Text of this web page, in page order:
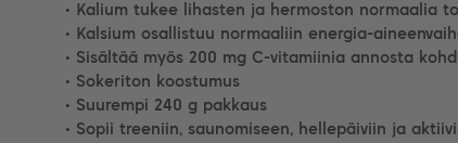
• Kalium tukee lihasten ja hermoston normaalia
• Kalsium osallistuu normaaliin energia-
• Sisältää myös 200 mg C-vitamiinia annosta
• Sokeriton koostumus
• Suurempi 240 g pakkaus
• Sopii treeniin, saunomiseen, hellepäiviin ja